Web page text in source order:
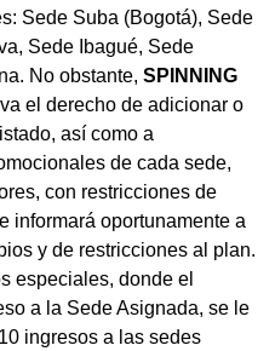
Sede Suba (Bogotá), Sede
Sede Ibagué, Sede
No obstante, SPINNING
el derecho de adicionar o
así como a
de cada sede,
con restricciones de
informará oportunamente a
y de restricciones al plan.
especiales, donde el
a la Sede Asignada, se le
ingresos a las sedes